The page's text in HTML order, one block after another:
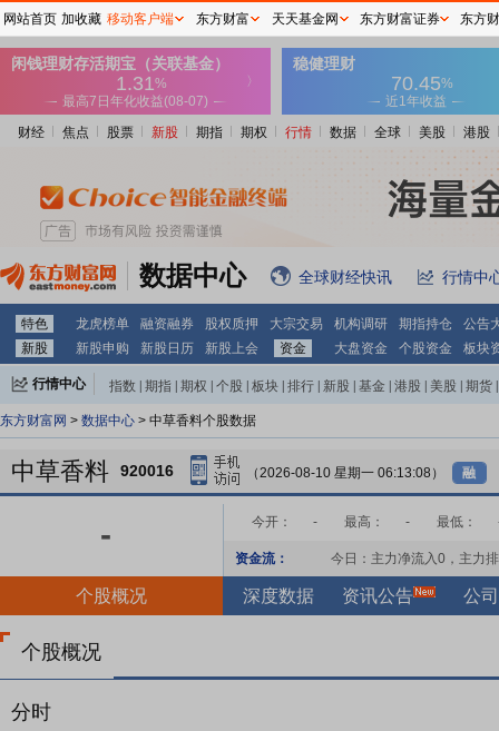
财经 焦点 股票 新股 期指 期权 行情 数据 全球 美股 港股
数据中心 全球财经快讯 行情中
特色 龙虎榜单 融资融券 股权质押 大宗交易 机构调研 期指持仓
公告
新股
新股申购 新股日历 新股上会 资金 大盘资金 个股资金 板块
行情中心 指数 期指 期权 个股 板块 排行 新股 基金 港股 美股 期货
东方财富网 > 数据中心 > 中草香料个股数据
中草香料 920016 （2026-08-10 星期一 06:13:08） 融
- 今开： - 最高： - 最低：
资金流： 今日：主力净流入0 ，主力
个股概况 深度数据 资讯公告 公
个股概况
分时
网站首页 加收藏 移动客户端 东方财富 天天基金网 东方财富证券 东方